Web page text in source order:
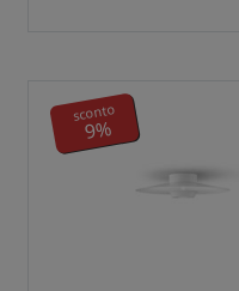
sconto
9%